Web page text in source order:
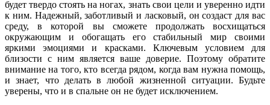
будет твердо стоять на ногах, знать свои цели и уверенно идти
к ним. Надежный, заботливый и ласковый, он создаст для вас
среду, в которой вы сможете продолжать восхищаться
окружающим и обогащать его стабильный мир своими
яркими эмоциями и красками. Ключевым условием для
близости с ним является ваше доверие. Поэтому обратите
внимание на того, кто всегда рядом, когда вам нужна помощь,
и знает, что делать в любой жизненной ситуации. Будьте
уверены, что и в спальне он не будет исключением.